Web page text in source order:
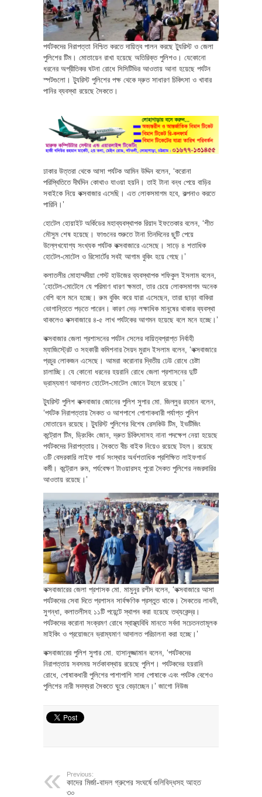
পর্যটকদের নিরাপত্তা নিশ্চিত করতে দায়িত্ব পালন করছে ট্যুরিস্ট ও জেলা
পুলিশের টিম। মোতায়েন রাখা হয়েছে অতিরিক্ত পুলিশও। যেকোনো
ধরনের অপ্রীতিকর ঘটনা রোধে সিসিটিভির আওতায় আনা হয়েছে পর্যটন
স্পটগুলো। ট্যুরিস্ট পুলিশের পক্ষ থেকে দ্রুত সাধারণ চিকিৎসা ও খাবার
পানির ব্যবস্থা রয়েছে সৈকতে।
ঢাকার উত্তরা থেকে আসা পর্যটক আমিন উদ্দিন বলেন, ‘করোনা
পরিস্থিতিতে দীর্ঘদিন কোথাও যাওয়া হয়নি। তাই টানা বন্ধ পেয়ে বাড়ির
সবাইকে নিয়ে কক্সবাজার এসেছি। এত লোকসমাগম হবে, কল্পনাও করতে
পারিনি।’
হোটেল হোয়াইট অর্কিডের মহাব্যবস্থাপক রিয়াদ ইফতেকার বলেন, ‘শীত
মৌসুম শেষ হয়েছে। ফাগুনের শুরুতে টানা তিনদিনের ছুটি পেয়ে
উল্লেখযোগ্য সংখ্যক পর্যটক কক্সবাজারে এসেছে। সাড়ে ৪ শতাধিক
হোটেল-মোটেল ও রিসোর্টের সবই আগাম বুকিং হয়ে গেছে।’
কলাতলীর মোহাম্মদীয়া গেস্ট হাউজের ব্যবস্থাপক শফিকুল ইসলাম বলেন,
‘হোটেল-মোটেলে যে পরিমাণ ধারণ ক্ষমতা, তার চেয়ে লোকসমাগম অনেক
বেশি বলে মনে হচ্ছে। রুম বুকিং করে যারা এসেছেন, তারা ছাড়া বাকিরা
ভোগান্তিতে পড়তে পারেন। কারণ দেড় লক্ষাধিক মানুষের থাকার ব্যবস্থা
থাকলেও কক্সবাজারে ৪-৫ লাখ পর্যটকের আগমন হয়েছে বলে মনে হচ্ছে।’
কক্সবাজার জেলা প্রশাসনের পর্যটন সেলের দায়িত্বপ্রাপ্ত নির্বাহী
ম্যাজিস্ট্রেট ও সহকারী কমিশনার সৈয়দ মুরাদ ইসলাম বলেন, ‘কক্সবাজারে
প্রচুর লোকজন এসেছে। আমরা করোনার দ্বিতীয় ঢেউ রোধে চেষ্টা
চালাচ্ছি। যে কোনো ধরনের হয়রানি রোধে জেলা প্রশাসনের দুটি
ভ্রাম্যমাণ আদালত হোটেল-মোটেল জোনে টহলে রয়েছে।’
ট্যুরিস্ট পুলিশ কক্সবাজার জোনের পুলিশ সুপার মো. জিল্লুর রহমান বলেন,
‘পর্যটক নিরাপত্তায় সৈকত ও আশপাশে পোশাকধারী পর্যাপ্ত পুলিশ
মোতায়েন রয়েছে। ট্যুরিস্ট পুলিশের বিশেষ রেসকিউ টিম, ইভটিজিং
কন্ট্রোল টিম, ড্রিংকিং জোন, দ্রুত চিকিৎসাসহ নানা পদক্ষেপ নেয়া হয়েছে
পর্যটকদের নিরাপত্তায়। সৈকতে বীচ বাইক নিয়েও রয়েছে টহল। রয়েছে
৩টি বেসরকারি লাইফ গার্ড সংস্থার অর্ধশতাধিক প্রশিক্ষিত লাইফগার্ড
কর্মী। কন্ট্রোল রুম, পর্যবেক্ষণ টাওয়ারসহ পুরো সৈকত পুলিশের নজরদারির
আওতায় রয়েছে।’
কক্সবাজারের জেলা প্রশাসক মো. মামুনুর রশীদ বলেন, ‘কক্সবাজারে আসা
পর্যটকদের সেবা দিতে প্রশাসন সার্বক্ষণিক প্রস্তুত থাকে। সৈকতের লাবনী,
সুগন্ধা, কলাতলীসহ ১১টি পয়েন্টে স্থাপন করা হয়েছে তথ্যকেন্দ্র।
পর্যটকদের করোনা সংক্রমণ রোধে স্বাস্থ্যবিধি মানতে সর্বদা সচেতনতামূলক
মাইকিং ও প্রয়োজনে ভ্রাম্যমাণ আদালত পরিচালনা করা হচ্ছে।’
কক্সবাজারের পুলিশ সুপার মো. হাসানুজ্জামান বলেন, ‘পর্যটকদের
নিরাপত্তায় সবসময় সর্তকাবস্থায় রয়েছে পুলিশ। পর্যটকদের হয়রানি
রোধে, পোষাকধারী পুলিশের পাশাপাশি সাদা পোষাকে এবং পর্যটক বেশেও
পুলিশের নারী সদস্যরা সৈকতে ঘুরে বেড়াচ্ছেন।’ জাগো নিউজ
Previous:
কাদের মির্জা-বাদল গ্রুপের সংঘর্ষে গুলিবিদ্ধসহ আহত
৩০